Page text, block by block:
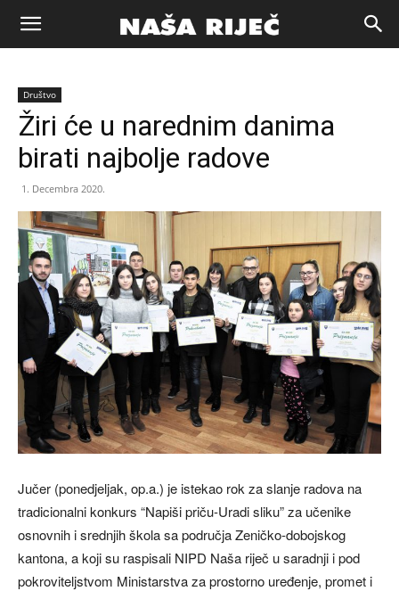
Naša
riječ
Društvo
Žiri će u narednim danima
birati najbolje radove
1. Decembra 2020.
Jučer (ponedjeljak, op.a.) je istekao rok za slanje radova na
tradicionalni konkurs “Napiši priču-Uradi sliku” za učenike
osnovnih i srednjih škola sa područja Zeničko-dobojskog
kantona, a koji su raspisali NIPD Naša riječ u saradnji i pod
pokroviteljstvom Ministarstva za prostorno uređenje, promet i